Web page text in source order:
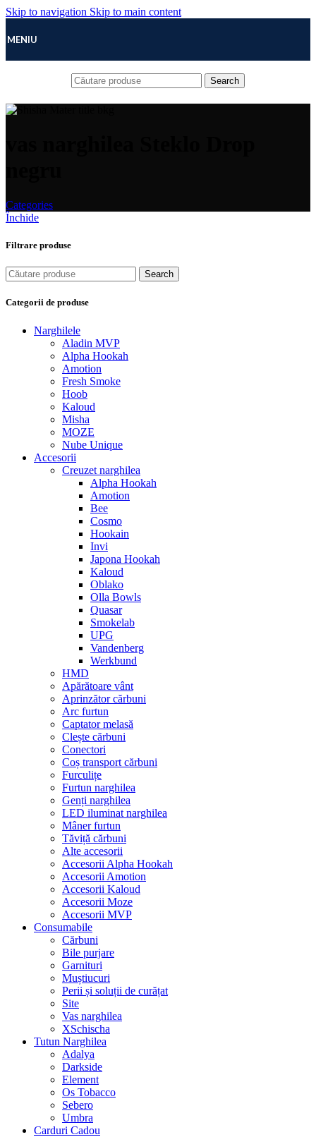
Skip to navigation Skip to main content
MENIU
Search
Categories
Închide
Filtrare produse
Search
Categorii de produse
Narghilele
Aladin MVP
Alpha Hookah
Amotion
Fresh Smoke
Hoob
Kaloud
Misha
MOZE
Nube Unique
Accesorii
Creuzet narghilea
Alpha Hookah
Amotion
Bee
Cosmo
Hookain
Invi
Japona Hookah
Kaloud
Oblako
Olla Bowls
Quasar
Smokelab
UPG
Vandenberg
Werkbund
HMD
Apărătoare vânt
Aprinzător cărbuni
Arc furtun
Captator melasă
Clește cărbuni
Conectori
Coș transport cărbuni
Furculițe
Furtun narghilea
Genți narghilea
LED iluminat narghilea
Mâner furtun
Tăviță cărbuni
Alte accesorii
Accesorii Alpha Hookah
Accesorii Amotion
Accesorii Kaloud
Accesorii Moze
Accesorii MVP
Consumabile
Cărbuni
Bile purjare
Garnituri
Muștiucuri
Perii și soluții de curățat
Site
Vas narghilea
XSchischa
Tutun Narghilea
Adalya
Darkside
Element
Os Tobacco
Sebero
Umbra
Carduri Cadou